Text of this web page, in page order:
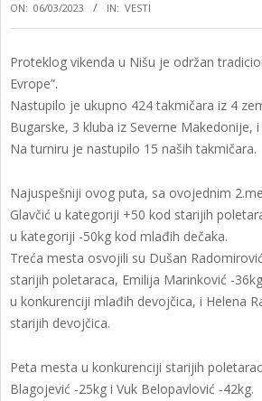
ON: 06/03/2023 IN: VESTI
Proteklog vikenda u Nišu je održan
Evrope”.
Nastupilo je ukupno 424 takmičara iz 4
Bugarske, 3 kluba iz Severne Makedonije,
Na turniru je nastupilo 15 naših takmičara.
Najuspešniji ovog puta, sa ovojednim
Glavčić u kategoriji +50 kod starijih
u kategoriji -50kg kod mlađih dečaka.
Treća mesta osvojili su Dušan
starijih poletaraca, Emilija Marinković -
u konkurenciji mlađih devojčica, i Helena
starijih devojčica.
Peta mesta u konkurenciji starijih
Blagojević -25kg i Vuk Belopavlović -42kg.